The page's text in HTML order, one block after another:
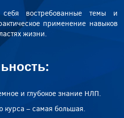
востребованные темы и
применение навыков
жизни.
и глубокое знание НЛП.
курса – самая большая.